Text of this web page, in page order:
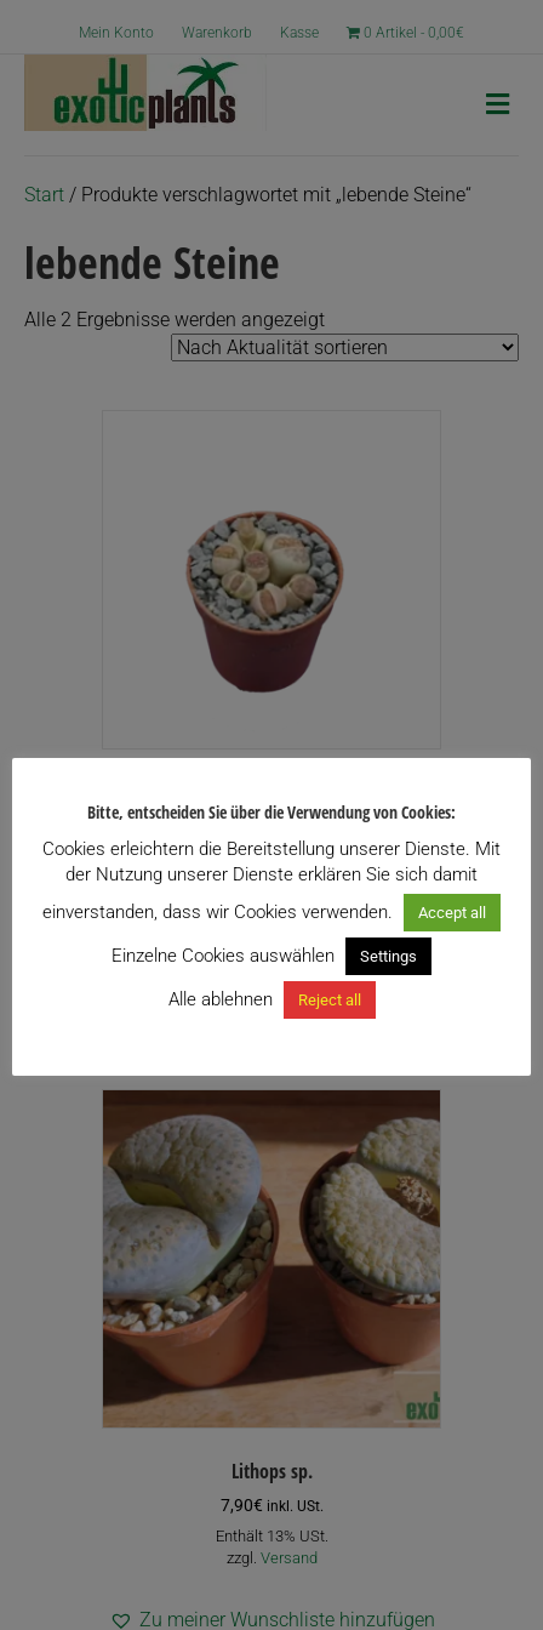
Mein Konto Warenkorb Kasse 0 Artikel 0,00€
N
a
Start / Produkte verschlagwortet mit „lebende Steine“
lebende Steine
Alle 2 Ergebnisse werden angezeigtNach
Aktualität
Enthält 13% USt.
zzgl.Versand
Zu meiner Wunschliste hinzufügen
Weiterlesen
Lithops sp.
7,90€ inkl. USt.
Enthält 13% USt.
zzgl. Versand
Zu meiner Wunschliste hinzufügen
Bitte, entscheiden Sie über die Verwendung von Cookies:
Cookies erleichtern die Bereitstellung unserer Dienste. Mit
der Nutzung unserer Dienste erklären Sie sich damit
einverstanden, dass wir Cookies verwenden.
Accept all
Einzelne Cookies auswählen Settings
Alle ablehnen Reject all